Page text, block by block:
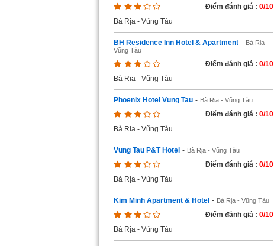
Điểm đánh giá : 0/10
Bà Rịa - Vũng Tàu
BH Residence Inn Hotel & Apartment - Bà Rịa -
Vũng Tàu
Điểm đánh giá : 0/10
Bà Rịa - Vũng Tàu
Phoenix Hotel Vung Tau - Bà Rịa - Vũng Tàu
Điểm đánh giá : 0/10
Bà Rịa - Vũng Tàu
Vung Tau P&T Hotel - Bà Rịa - Vũng Tàu
Điểm đánh giá : 0/10
Bà Rịa - Vũng Tàu
Kim Minh Apartment & Hotel - Bà Rịa - Vũng Tàu
Điểm đánh giá : 0/10
Bà Rịa - Vũng Tàu